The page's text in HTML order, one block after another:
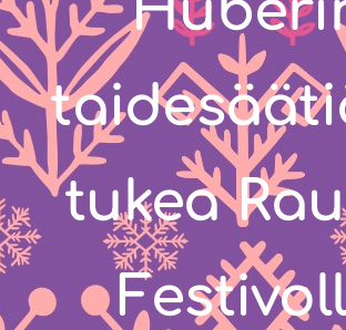
tukea